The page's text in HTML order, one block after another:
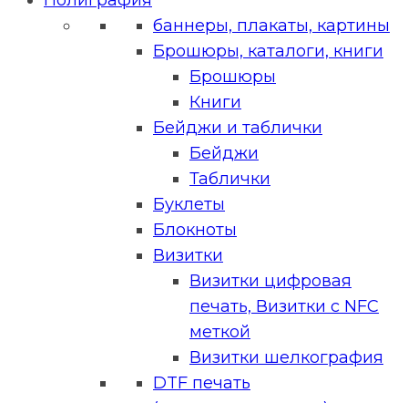
баннеры, плакаты, картины
Брошюры, каталоги, книги
Брошюры
Книги
Бейджи и таблички
Бейджи
Таблички
Буклеты
Блокноты
Визитки
Визитки цифровая
печать, Визитки с NFC
меткой
Визитки шелкография
DTF печать